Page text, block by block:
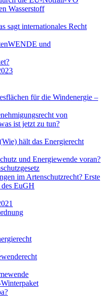
Wasserstoff
sagt internationales Recht
und
für die Windenergie –
von
ist jetzt zu tun?
hält das Energierecht
und Energiewende voran?
im Artenschutzrecht? Erste
EuGH